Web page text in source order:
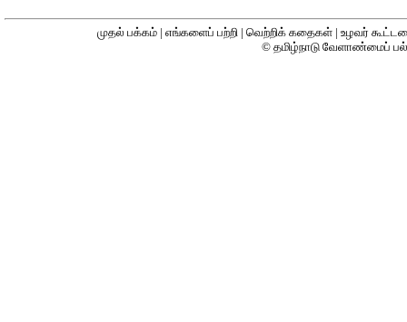
முதல் பக்கம் | எங்களைப் பற்றி | வெற்றிக் கதைகள் | உழவர்
© தமிழ்நாடு வேளாண்மைப்